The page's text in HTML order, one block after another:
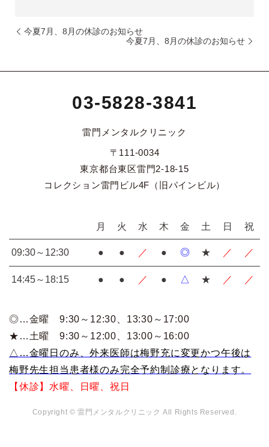
今夏7月、8月の休診のお知らせ
今夏7月、8月の休診のお知らせ
03-5828-3841
雷門メンタルクリニック
〒111-0034
東京都台東区雷門2-18-15
コレクション雷門ビル4F（旧パインビル）
月 火 水 木 金 土 日 祝
09:30～12:30 ● ● ／ ● ◎ ★ ／ ／
14:45～18:15 ● ● ／ ● △ ★ ／ ／
◎…金曜 9:30～12:30 、13:30～17:00
★…土曜 9:30～12:00 、13:00～16:00
△…金曜日のみ、外来医師は梅野充に変更かつ午後は
梅野先生担当患者様のみ完全予約制診療となります。
【休診】水曜、日曜、祝日
Copyright © 雷門メンタルクリニック All Rights Reserved.